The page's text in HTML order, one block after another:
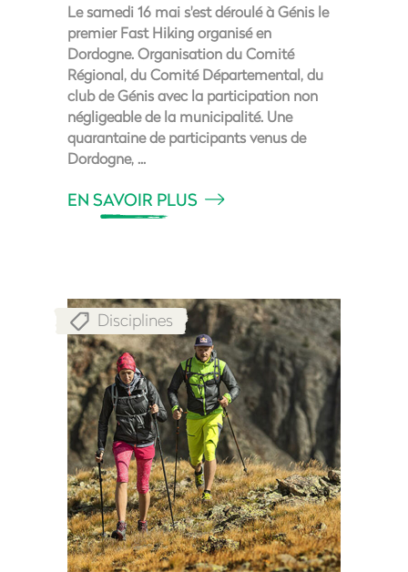
Le samedi 16 mai s'est déroulé à Génis le
premier Fast Hiking organisé en
Dordogne. Organisation du Comité
Régional, du Comité Départemental, du
club de Génis avec la participation non
négligeable de la municipalité. Une
quarantaine de participants venus de
Dordogne,
EN SAVOIR PLUS
Disciplines